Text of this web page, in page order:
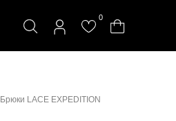
Брюки LACE EXPEDITION